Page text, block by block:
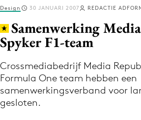
Log in
Volg het laatste nieuws
Nieuws app
Design 30 JANUARI 2007 REDACTIE
Samenwerking
Spyker F1-team
Crossmediabedrijf Media
Formula One team hebben een
samenwerkingsverband voor
gesloten.